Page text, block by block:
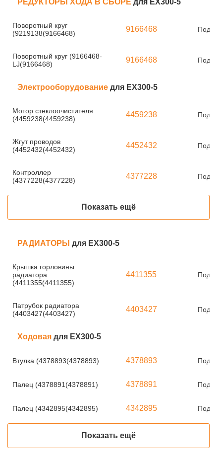
РЕДУКТОРЫ ХОДА В СБОРЕ для EX300-5
Поворотный круг
(9219138(9166468)
9166468 Под
Поворотный круг (9166468-
LJ(9166468)
9166468 Под
Электрооборудование для EX300-5
Мотор стеклоочистителя
(4459238(4459238)
4459238 Под
Жгут проводов
(4452432(4452432)
4452432 Под
Контроллер
(4377228(4377228)
4377228 Под
Показать ещё
РАДИАТОРЫ для EX300-5
Крышка горловины
радиатора
(4411355(4411355)
4411355 Под
Патрубок радиатора
(4403427(4403427)
4403427 Под
Ходовая для EX300-5
Втулка (4378893(4378893) 4378893 Под
Палец (4378891(4378891) 4378891 Под
Палец (4342895(4342895) 4342895 Под
Показать ещё